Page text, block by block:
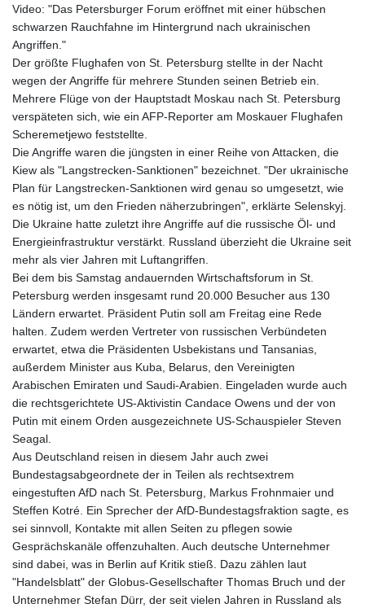
Video: "Das Petersburger Forum eröffnet mit einer hübschen
schwarzen Rauchfahne im Hintergrund nach ukrainischen
Angriffen."
Der größte Flughafen von St. Petersburg stellte in der Nacht
wegen der Angriffe für mehrere Stunden seinen Betrieb ein.
Mehrere Flüge von der Hauptstadt Moskau nach St. Petersburg
verspäteten sich, wie ein AFP-Reporter am Moskauer Flughafen
Scheremetjewo feststellte.
Die Angriffe waren die jüngsten in einer Reihe von Attacken, die
Kiew als "Langstrecken-Sanktionen" bezeichnet. "Der ukrainische
Plan für Langstrecken-Sanktionen wird genau so umgesetzt, wie
es nötig ist, um den Frieden näherzubringen", erklärte Selenskyj.
Die Ukraine hatte zuletzt ihre Angriffe auf die russische Öl- und
Energieinfrastruktur verstärkt. Russland überzieht die Ukraine seit
mehr als vier Jahren mit Luftangriffen.
Bei dem bis Samstag andauernden Wirtschaftsforum in St.
Petersburg werden insgesamt rund 20.000 Besucher aus 130
Ländern erwartet. Präsident Putin soll am Freitag eine Rede
halten. Zudem werden Vertreter von russischen Verbündeten
erwartet, etwa die Präsidenten Usbekistans und Tansanias,
außerdem Minister aus Kuba, Belarus, den Vereinigten
Arabischen Emiraten und Saudi-Arabien. Eingeladen wurde auch
die rechtsgerichtete US-Aktivistin Candace Owens und der von
Putin mit einem Orden ausgezeichnete US-Schauspieler Steven
Seagal.
Aus Deutschland reisen in diesem Jahr auch zwei
Bundestagsabgeordnete der in Teilen als rechtsextrem
eingestuften AfD nach St. Petersburg, Markus Frohnmaier und
Steffen Kotré. Ein Sprecher der AfD-Bundestagsfraktion sagte, es
sei sinnvoll, Kontakte mit allen Seiten zu pflegen sowie
Gesprächskanäle offenzuhalten. Auch deutsche Unternehmer
sind dabei, was in Berlin auf Kritik stieß. Dazu zählen laut
"Handelsblatt" der Globus-Gesellschafter Thomas Bruch und der
Unternehmer Stefan Dürr, der seit vielen Jahren in Russland als